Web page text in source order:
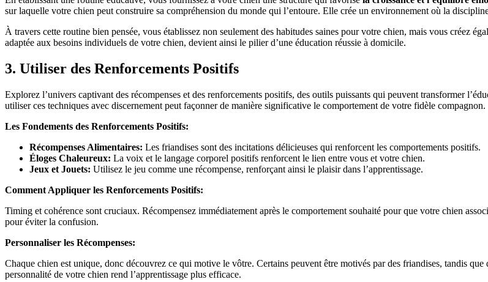
sur laquelle votre chien peut construire sa compréhension du monde qui l’entoure. Elle crée un environnement où la
À travers cette routine bien pensée, vous établissez non seulement des habitudes saines pour votre chien, mais vous créez
adaptée aux besoins individuels de votre chien, devient ainsi le pilier d’une éducation réussie à domicile.
3. Utiliser des Renforcements Positifs
Explorez l’univers captivant des récompenses et des renforcements positifs, des outils puissants qui peuvent transformer
utiliser ces techniques avec discernement peut façonner de manière significative le comportement de votre fidèle compagnon.
Les Fondements des Renforcements Positifs:
Récompenses Alimentaires: Les friandises sont des incitations délicieuses qui renforcent les comportements positifs.
Éloges Chaleureux: La voix et le langage corporel positifs renforcent le lien entre vous et votre chien.
Jeux et Jouets: Utilisez le jeu comme une récompense, renforçant ainsi le plaisir dans l’apprentissage.
Comment Appliquer les Renforcements Positifs:
Timing et cohérence sont cruciaux. Récompensez immédiatement après le comportement souhaité pour que votre chien
pour éviter la confusion.
Personnaliser les Récompenses:
Chaque chien est unique, donc découvrez ce qui motive le vôtre. Certains peuvent être motivés par des friandises, tandis que
personnalité de votre chien rend l’apprentissage plus efficace.